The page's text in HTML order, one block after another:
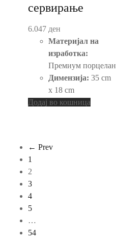
сервирање
6.047 ден
Материјал на
изработка:
Премиум порцелан
Димензија: 35 cm
x 18 cm
Додај во кошница
← Prev
1
2
3
4
5
…
54